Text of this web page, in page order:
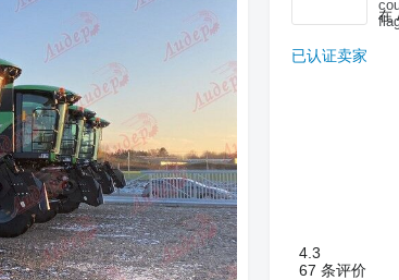
在
已认证卖家
4.3
67 条评价